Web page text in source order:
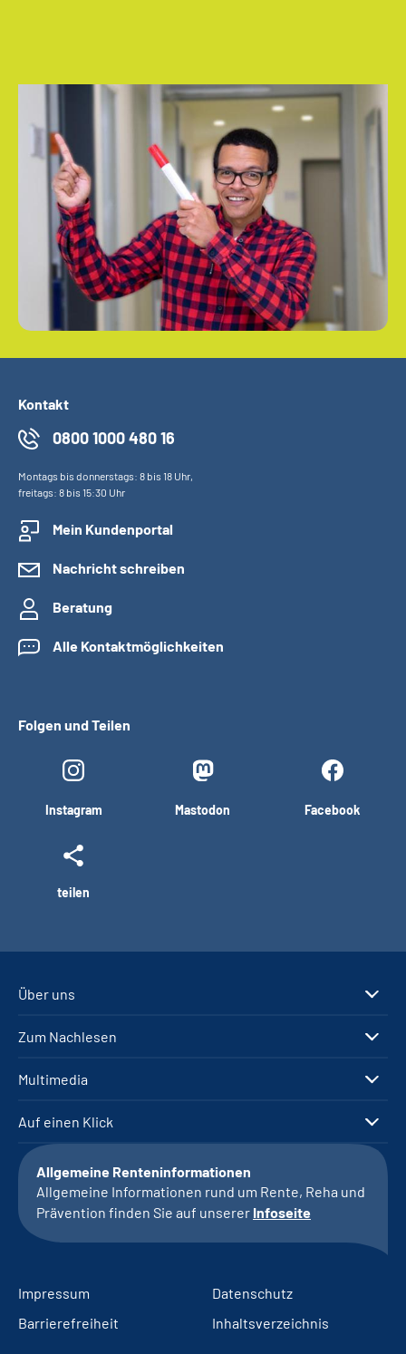
Kontakt
0800 1000 480 16
Montags bis donnerstags: 8 bis 18 Uhr,
freitags: 8 bis 15:30 Uhr
Mein Kundenportal
Nachricht schreiben
Beratung
Alle Kontaktmöglichkeiten
Folgen und Teilen
Instagram Mastodon Facebook
teilen
Über uns
Zum Nachlesen
Multimedia
Auf einen Klick
Allgemeine Renteninformationen
Allgemeine Informationen rund um Rente, Reha und
Prävention finden Sie auf unserer Infoseite
Impressum
Datenschutz
Barrierefreiheit
Inhaltsverzeichnis